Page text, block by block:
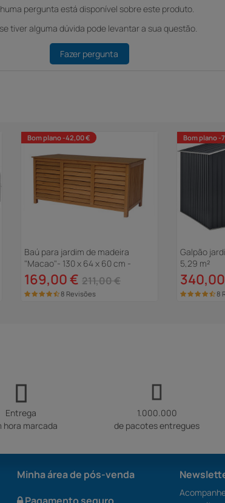
pergunta está disponível sobre este produto.
tiver alguma dúvida pode levantar a sua questão.
Fazer pergunta
Bom plano -42,00 €
Baú para jardim de madeira
"Macao"- 130 x 64 x 60 cm -
Marrom
169,00 € 211,00 €
8 Revisões
Bom plano -
Galpão
5,29 m²
8
Entrega
hora marcada
1.000.000
de pacotes entregues
Minha área de pós-venda